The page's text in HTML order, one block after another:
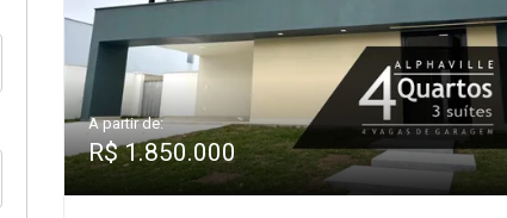
A partir de:
R$ 1.850.000